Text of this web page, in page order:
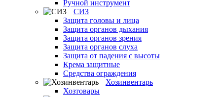
Ручной инструмент
СИЗ
Защита головы и лица
Защита органов дыхания
Защита органов зрения
Защита органов слуха
Защита от падения с высоты
Крема защитные
Средства ограждения
Хозинвентарь
Хозтовары